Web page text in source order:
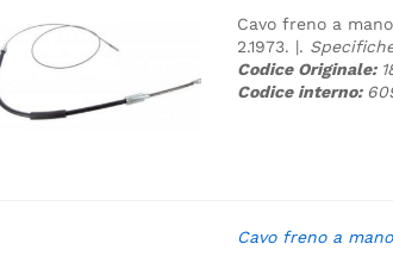
Cavo freno a
2.1973. |.
Codice Originale:
Codice interno:
Cavo freno a mano